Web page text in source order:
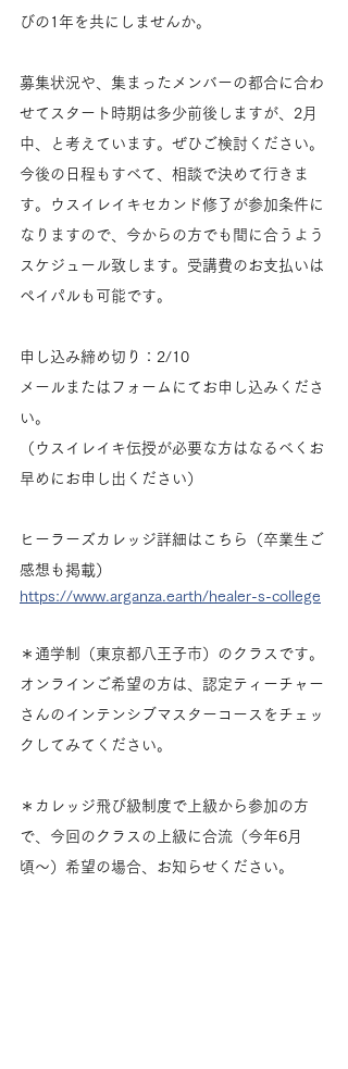
びの1年を共にしませんか。
募集状況や、集まったメンバーの都合に合わ
せてスタート時期は多少前後しますが、2月
中、と考えています。ぜひご検討ください。
今後の日程もすべて、相談で決めて行きま
す。ウスイレイキセカンド修了が参加条件に
なりますので、今からの方でも間に合うよう
スケジュール致します。受講費のお支払いは
ペイパルも可能です。
申し込み締め切り：2/10
メールまたはフォームにてお申し込みくださ
い。
（ウスイレイキ伝授が必要な方はなるべくお
早めにお申し出ください）
ヒーラーズカレッジ詳細はこちら（卒業生ご
感想も掲載）
https://www.arganza.earth/healer-s-college
＊通学制（東京都八王子市）のクラスです。
オンラインご希望の方は、認定ティーチャー
さんのインテンシブマスターコースをチェッ
クしてみてください。
＊カレッジ飛び級制度で上級から参加の方
で、今回のクラスの上級に合流（今年6月
頃〜）希望の場合、お知らせください。